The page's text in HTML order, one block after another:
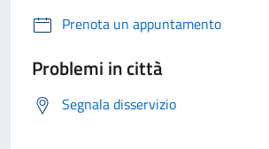
Prenota un appuntamento
Problemi in città
Segnala disservizio